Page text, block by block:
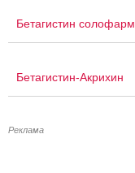
Бетагистин солофарм
Бетагистин-Акрихин
Реклама